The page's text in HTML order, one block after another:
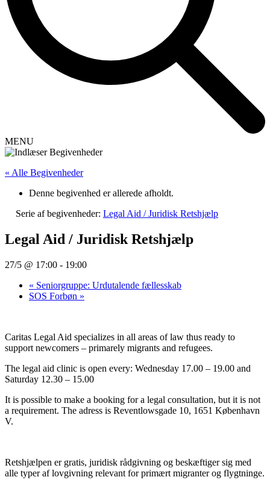
MENU
« Alle Begivenheder
Denne begivenhed er allerede afholdt.
Serie af begivenheder: Legal Aid / Juridisk Retshjælp
Legal Aid / Juridisk Retshjælp
27/5 @ 17:00 - 19:00
« Seniorgruppe: Urdutalende fællesskab
SOS Forbøn »
Caritas Legal Aid specializes in all areas of law thus ready to
support newcomers – primarely migrants and refugees.
The legal aid clinic is open every: Wednesday 17.00 – 19.00 and
Saturday 12.30 – 15.00
It is possible to make a booking for a legal consultation, but it is not
a requirement. The adress is Reventlowsgade 10, 1651 København
V.
Retshjælpen er gratis, juridisk rådgivning og beskæftiger sig med
alle typer af lovgivning relevant for primært migranter og flygtninge.